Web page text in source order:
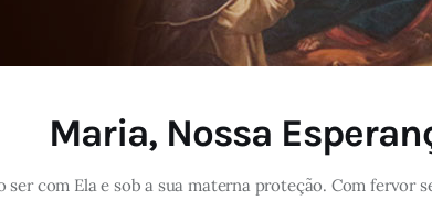
Maria, Nossa
ser com Ela e sob a sua materna proteção. Com